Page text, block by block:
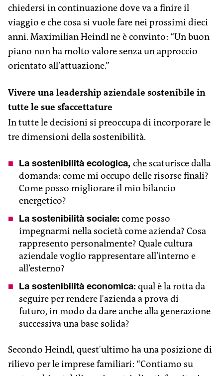
chiedersi in continuazione dove va a finire il
viaggio e che cosa si vuole fare nei prossimi dieci
anni. Maximilian ­Heindl ne è convinto: “Un buon
piano non ha molto valore senza un ­approccio
orientato all’attuazione.”
Vivere una leadership aziendale sostenibile in
tutte le sue sfaccettature
In tutte le decisioni si preoccupa di incorporare le
tre dimensioni della sostenibilità.
La sostenibilità ecologica, che scaturisce dalla
domanda: come mi occupo delle risorse finali?
Come posso migliorare il mio bilancio
energetico?
La sostenibilità sociale: come posso
impegnarmi nella società come azienda? Cosa
rappresento personalmente? Quale cultura
aziendale voglio rappresentare all’interno e
all’esterno?
La sostenibilità economica: qual è la rotta da
seguire per rendere l'azienda a prova di
futuro, in modo da dare anche alla generazione
successiva una base solida?
Secondo Heindl, quest'ultimo ha una posizione di
rilievo per le imprese familiari: “Contiamo su